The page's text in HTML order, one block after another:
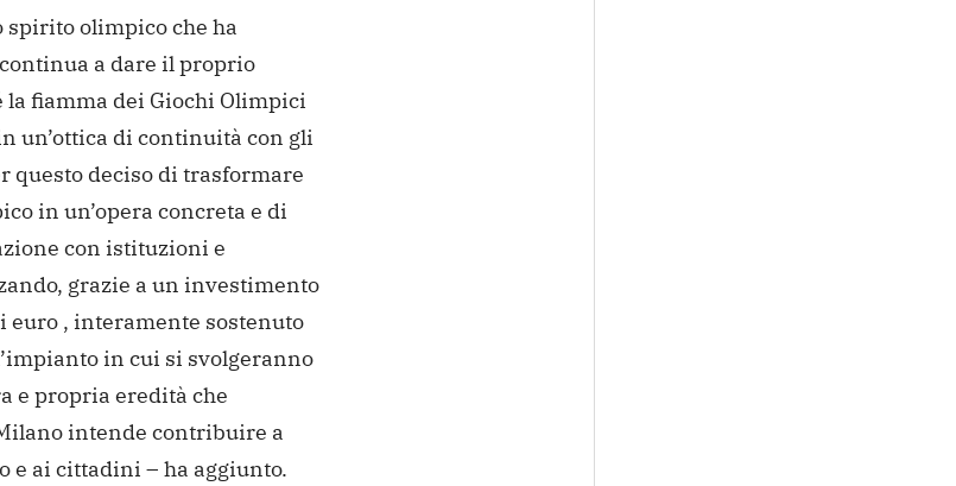
spirito olimpico che ha
a dare il proprio
fiamma dei Giochi Olimpici
un’ottica di continuità con gli
questo deciso di trasformare
in un’opera concreta e di
con istituzioni e
grazie a un investimento
euro, interamente sostenuto
in cui si svolgeranno
e propria eredità che
intende contribuire a
e ai cittadini – ha aggiunto.